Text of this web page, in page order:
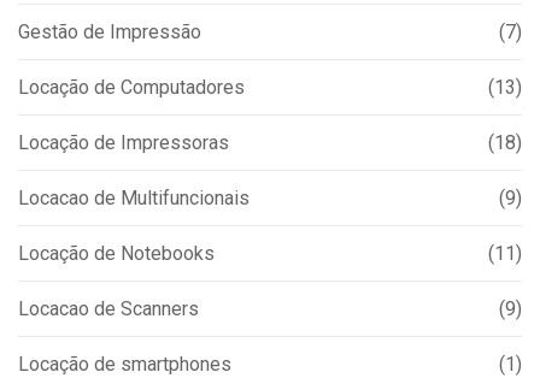
Gestão de Impressão (7)
Locação de Computadores (13)
Locação de Impressoras (18)
Locacao de Multifuncionais (9)
Locação de Notebooks (11)
Locacao de Scanners (9)
Locação de smartphones (1)